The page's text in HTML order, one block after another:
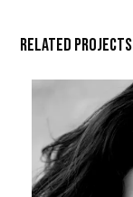
Related Projects